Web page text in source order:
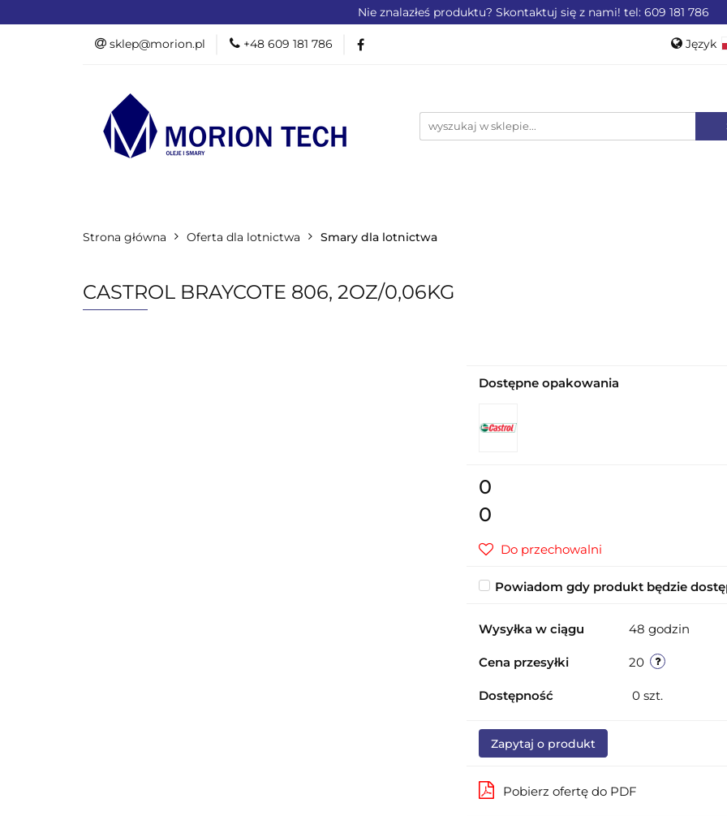
Nie znalazłeś produktu? Skontaktuj się z nami! tel: 609 181 786
sklep@morion.pl +48 609 181 786 Język
PROMOCJE %
OFERTA DLA PRZEMYSŁU OFERTA DLA LOTNICTWA OFERTA
Strona główna Oferta dla lotnictwa Smary dla lotnictwa
CASTROL BRAYCOTE 806, 2OZ/0,06KG
Dostępne opakowania
0
0
Do przechowalni
Powiadom gdy produkt będzie
Wysyłka w ciągu 48 godzin
Cena przesyłki 20
Dostępność 0 szt.
Zapytaj o produkt
Pobierz ofertę do PDF